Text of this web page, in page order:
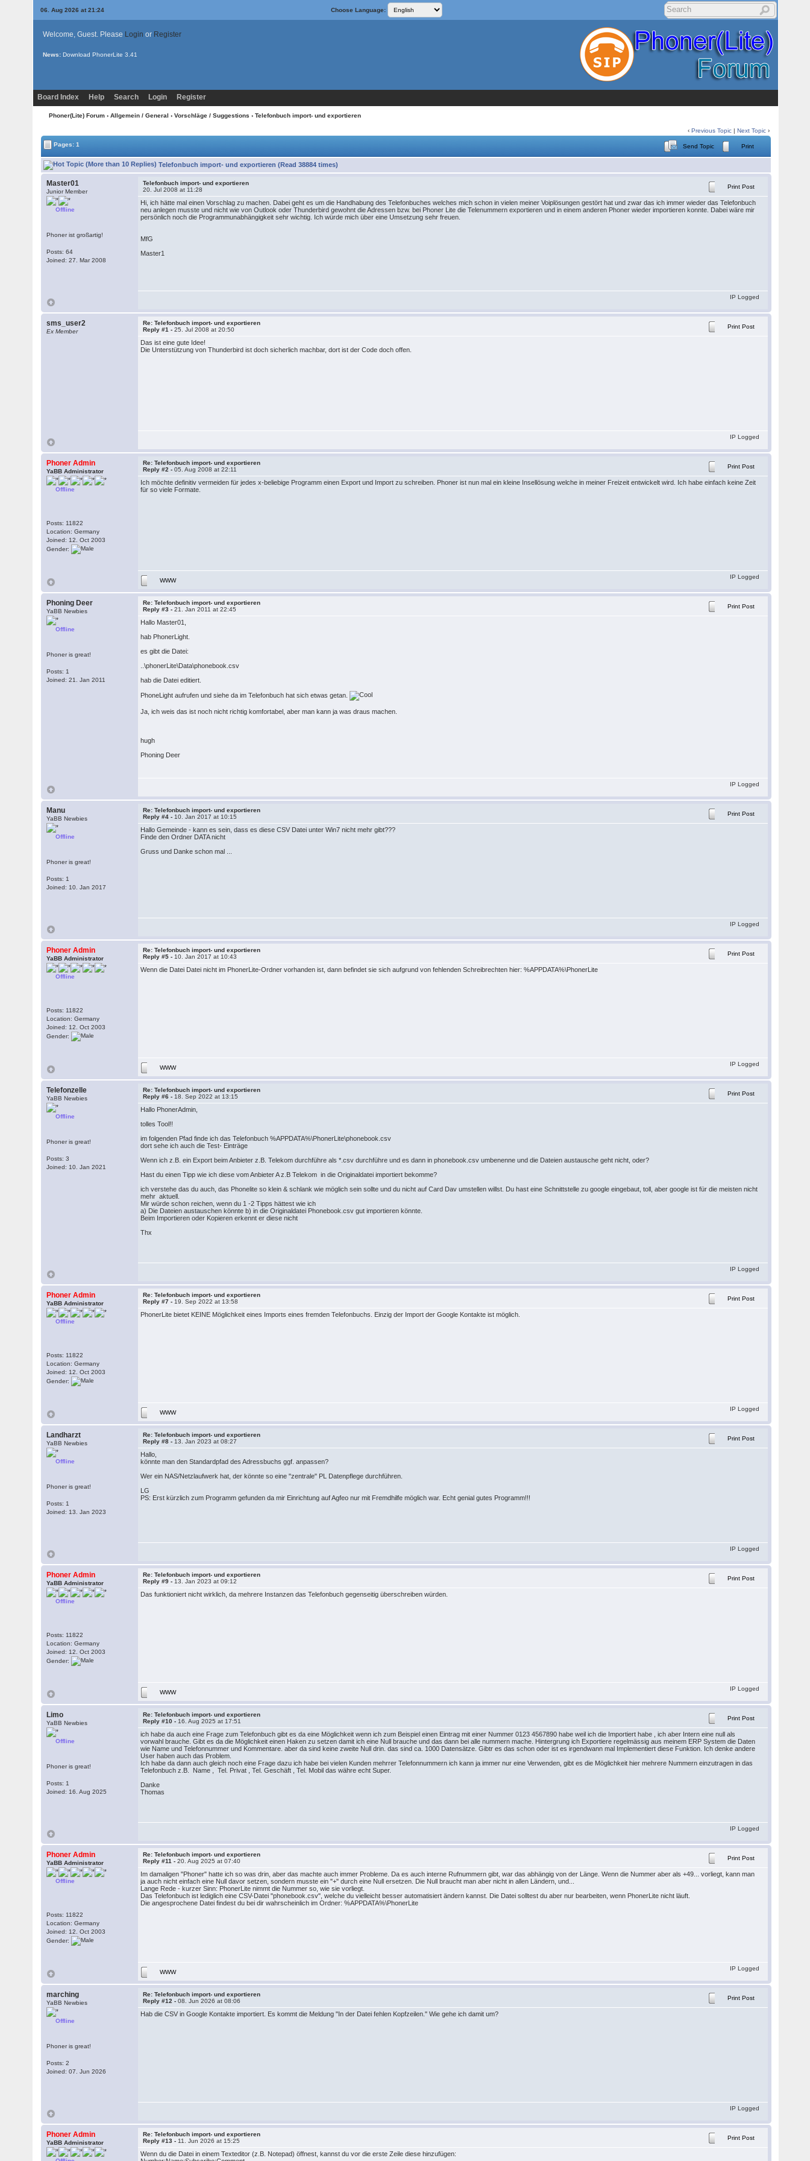
06. Aug 2026 at 21:24 Choose Language:
Welcome, Guest. Please Login or Register
News: Download PhonerLite 3.41
Board Index Help Search Login Register
Phoner(Lite) Forum › Allgemein / General › Vorschläge / Suggestions › Telefonbuch import- und exportieren
‹Previous Topic |Next Topic ›
Pages: 1 Send Topic Print
Telefonbuch import- und exportieren (Read 38884 times)
Master01
Junior Member
Offline
Phoner ist großartig!
Posts: 64
Joined: 27. Mar 2008
Telefonbuch import- und exportieren
20. Jul 2008 at 11:28
Print Post
Hi, ich hätte mal einen Vorschlag zu machen. Dabei geht es um die Handhabung des Telefonbuches welches mich schon in vielen meiner Voiplösungen gestört hat und zwar das ich immer wieder das Telefonbuch
neu anlegen musste und nicht wie von Outlook oder Thunderbird gewohnt die Adressen bzw. bei Phoner Lite die Telenummern exportieren und in einem anderen Phoner wieder importieren konnte. Dabei wäre mir
persönlich noch die Programmunabhängigkeit sehr wichtig. Ich würde mich über eine Umsetzung sehr freuen.
MfG
Master1
IP Logged
sms_user2
Ex Member
Re: Telefonbuch import- und exportieren
Reply #1 -25. Jul 2008 at 20:50 Print Post
Das ist eine gute Idee!
Die Unterstützung von Thunderbird ist doch sicherlich machbar, dort ist der Code doch offen.
IP Logged
Phoner Admin
YaBB Administrator
Offline
Posts: 11822
Location: Germany
Joined: 12. Oct 2003
Gender:
Re: Telefonbuch import- und exportieren
Reply #2 -05. Aug 2008 at 22:11 Print Post
Ich möchte definitiv vermeiden für jedes x-beliebige Programm einen Export und Import zu schreiben. Phoner ist nun mal ein kleine Insellösung welche in meiner Freizeit entwickelt wird. Ich habe einfach keine Zeit
für so viele Formate.
WWW
IP Logged
Phoning Deer
YaBB Newbies
Offline
Phoner is great!
Posts: 1
Joined: 21. Jan 2011
Re: Telefonbuch import- und exportieren
Reply #3 -21. Jan 2011 at 22:45 Print Post
Hallo Master01,
hab PhonerLight.
es gibt die Datei:
..\phonerLite\Data\phonebook.csv
hab die Datei editiert.
PhoneLight aufrufen und siehe da im Telefonbuch hat sich etwas getan.
Ja, ich weis das ist noch nicht richtig komfortabel, aber man kann ja was draus machen.
hugh
Phoning Deer
IP Logged
Manu
YaBB Newbies
Offline
Phoner is great!
Posts: 1
Joined: 10. Jan 2017
Re: Telefonbuch import- und exportieren
Reply #4 - 10. Jan 2017 at 10:15 Print Post
Hallo Gemeinde - kann es sein, dass es diese CSV Datei unter Win7 nicht mehr gibt???
Finde den Ordner DATA nicht
Gruss und Danke schon mal ...
IP Logged
Phoner Admin
YaBB Administrator
Offline
Posts: 11822
Location: Germany
Joined: 12. Oct 2003
Gender:
Re: Telefonbuch import- und exportieren
Reply #5 - 10. Jan 2017 at 10:43 Print Post
Wenn die Datei Datei nicht im PhonerLite-Ordner vorhanden ist, dann befindet sie sich aufgrund von fehlenden Schreibrechten hier: %APPDATA%\PhonerLite
WWW
IP Logged
Telefonzelle
YaBB Newbies
Offline
Phoner is great!
Posts: 3
Joined: 10. Jan 2021
Re: Telefonbuch import- und exportieren
Reply #6 - 18. Sep 2022 at 13:15 Print Post
Hallo PhonerAdmin,
tolles Tool!!
im folgenden Pfad finde ich das Telefonbuch %APPDATA%\PhonerLite\phonebook.csv
dort sehe ich auch die Test- Einträge
Wenn ich z.B. ein Export beim Anbieter z.B. Telekom durchführe als *.csv durchführe und es dann in phonebook.csv umbenenne und die Dateien austausche geht nicht, oder?
Hast du einen Tipp wie ich diese vom Anbieter A z.B Telekom in die Originaldatei importiert bekomme?
ich verstehe das du auch, das Phonelite so klein & schlank wie möglich sein sollte und du nicht auf Card Dav umstellen willst. Du hast eine Schnittstelle zu google eingebaut, toll, aber google ist für die meisten nicht
mehr aktuell.
Mir würde schon reichen, wenn du 1 -2 Tipps hättest wie ich
a) Die Dateien austauschen könnte b) in die Originaldatei Phonebook.csv gut importieren könnte.
Beim Importieren oder Kopieren erkennt er diese nicht
Thx
IP Logged
Phoner Admin
YaBB Administrator
Offline
Posts: 11822
Location: Germany
Joined: 12. Oct 2003
Gender:
Re: Telefonbuch import- und exportieren
Reply #7 - 19. Sep 2022 at 13:58 Print Post
PhonerLite bietet KEINE Möglichkeit eines Imports eines fremden Telefonbuchs. Einzig der Import der Google Kontakte ist möglich.
WWW
IP Logged
Landharzt
YaBB Newbies
Offline
Phoner is great!
Posts: 1
Joined: 13. Jan 2023
Re: Telefonbuch import- und exportieren
Reply #8 - 13. Jan 2023 at 08:27 Print Post
Hallo,
könnte man den Standardpfad des Adressbuchs ggf. anpassen?
Wer ein NAS/Netzlaufwerk hat, der könnte so eine "zentrale" PL Datenpflege durchführen.
LG
PS: Erst kürzlich zum Programm gefunden da mir Einrichtung auf Agfeo nur mit Fremdhilfe möglich war. Echt genial gutes Programm!!!
IP Logged
Phoner Admin
YaBB Administrator
Offline
Posts: 11822
Location: Germany
Joined: 12. Oct 2003
Gender:
Re: Telefonbuch import- und exportieren
Reply #9 - 13. Jan 2023 at 09:12 Print Post
Das funktioniert nicht wirklich, da mehrere Instanzen das Telefonbuch gegenseitig überschreiben würden.
WWW
IP Logged
Limo
YaBB Newbies
Offline
Phoner is great!
Posts: 1
Joined: 16. Aug 2025
Re: Telefonbuch import- und exportieren
Reply #10 - 16. Aug 2025 at 17:51 Print Post
ich habe da auch eine Frage zum Telefonbuch gibt es da eine Möglichkeit wenn ich zum Beispiel einen Eintrag mit einer Nummer 0123 4567890 habe weil ich die Importiert habe , ich aber Intern eine null als
vorwahl brauche. Gibt es da die Möglichkeit einen Haken zu setzen damit ich eine Null brauche und das dann bei alle nummern mache. Hintergrung ich Exportiere regelmässig aus meinem ERP System die Daten
wie Name und Telefonnummer und Kommentare. aber da sind keine zweite Null drin. das sind ca. 1000 Datensätze. Gibtr es das schon oder ist es irgendwann mal Implementiert diese Funktion. Ich denke andere
User haben auch das Problem.
Ich habe da dann auch gleich noch eine Frage dazu ich habe bei vielen Kunden mehrrer Telefonnummern ich kann ja immer nur eine Verwenden, gibt es die Möglichkeit hier mehrere Nummern einzutragen in das
Telefonbuch z.B. Name , Tel. Privat , Tel. Geschäft , Tel. Mobil das währe echt Super.
Danke
Thomas
IP Logged
Phoner Admin
YaBB Administrator
Offline
Posts: 11822
Location: Germany
Joined: 12. Oct 2003
Gender:
Re: Telefonbuch import- und exportieren
Reply #11 -20. Aug 2025 at 07:40 Print Post
Im damaligen "Phoner" hatte ich so was drin, aber das machte auch immer Probleme. Da es auch interne Rufnummern gibt, war das abhängig von der Länge. Wenn die Nummer aber als +49... vorliegt, kann man
ja auch nicht einfach eine Null davor setzen, sondern musste ein "+" durch eine Null ersetzen. Die Null braucht man aber nicht in allen Ländern, und...
Lange Rede - kurzer Sinn: PhonerLite nimmt die Nummer so, wie sie vorliegt.
Das Telefonbuch ist lediglich eine CSV-Datei "phonebook.csv", welche du vielleicht besser automatisiert ändern kannst. Die Datei solltest du aber nur bearbeiten, wenn PhonerLite nicht läuft.
Die angesprochene Datei findest du bei dir wahrscheinlich im Ordner: %APPDATA%\PhonerLite
WWW
IP Logged
marching
YaBB Newbies
Offline
Phoner is great!
Posts: 2
Joined: 07. Jun 2026
Re: Telefonbuch import- und exportieren
Reply #12 -08. Jun 2026 at 08:06 Print Post
Hab die CSV in Google Kontakte importiert. Es kommt die Meldung "In der Datei fehlen Kopfzeilen." Wie gehe ich damit um?
IP Logged
Phoner Admin
YaBB Administrator
Re: Telefonbuch import- und exportieren
Reply #13 - 11. Jun 2026 at 15:25 Print Post
Wenn du die Datei in einem Texteditor (z.B. Notepad) öffnest, kannst du vor die erste Zeile diese hinzufügen: